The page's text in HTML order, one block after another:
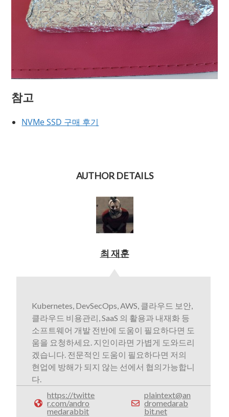
참고
NVMe SSD 구매 후기
AUTHOR DETAILS
최 재훈
Kubernetes, DevSecOps, AWS, 클라우드 보안,
클라우드 비용관리, SaaS 의 활용과 내재화 등
소프트웨어 개발 전반에 도움이 필요하다면 도
움을 요청하세요. 지인이라면 가볍게 도와드리
겠습니다. 전문적인 도움이 필요하다면 저의
현업에 방해가 되지 않는 선에서 협의가능합니
다.
https://twitte
r.com/andro
medarabbit
plaintext@an
dromedarab
bit.net